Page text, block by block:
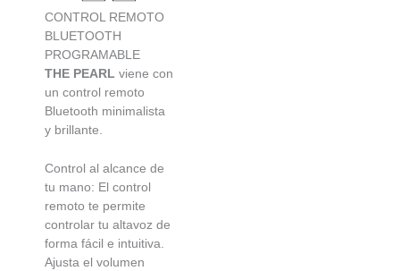
CONTROL REMOTO
BLUETOOTH
PROGRAMABLE
THE PEARL viene con
un control remoto
Bluetooth minimalista
y brillante.
Control al alcance de
tu mano: El control
remoto te permite
controlar tu altavoz de
forma fácil e intuitiva.
Ajusta el volumen